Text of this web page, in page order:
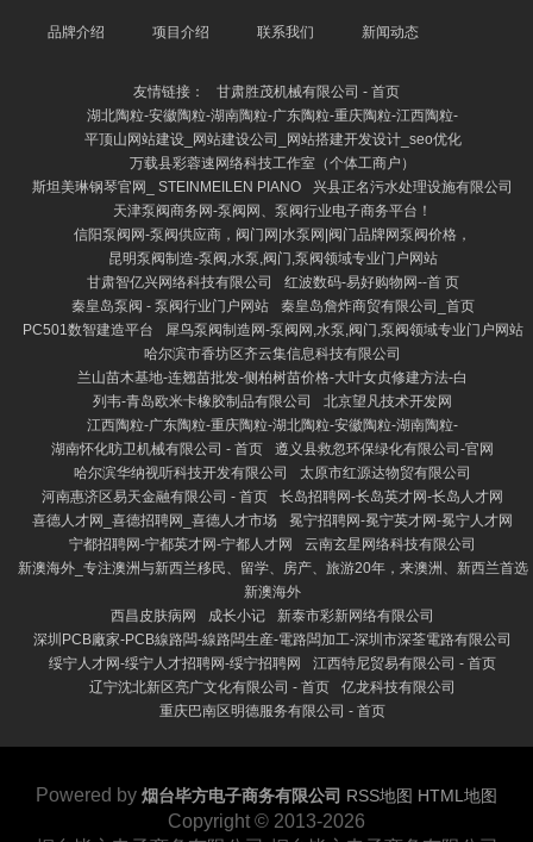
品牌介绍 项目介绍 联系我们 新闻动态
友情链接：
甘肃胜茂机械有限公司 - 首页
湖北陶粒-安徽陶粒-湖南陶粒-广东陶粒-重庆陶粒-江西陶粒-
平顶山网站建设_网站建设公司_网站搭建开发设计_seo优化
万载县彩蓉速网络科技工作室（个体工商户）
斯坦美琳钢琴官网_ STEINMEILEN PIANO
兴县正名污水处理设施有限公司
天津泵阀商务网-泵阀网、泵阀行业电子商务平台！
信阳泵阀网-泵阀供应商，阀门网|水泵网|阀门品牌网泵阀价格，
昆明泵阀制造-泵阀,水泵,阀门,泵阀领域专业门户网站
甘肃智亿兴网络科技有限公司
红波数码-易好购物网--首 页
秦皇岛泵阀 - 泵阀行业门户网站
秦皇岛詹炸商贸有限公司_首页
PC501数智建造平台
犀鸟泵阀制造网-泵阀网,水泵,阀门,泵阀领域专业门户网站
哈尔滨市香坊区齐云集信息科技有限公司
兰山苗木基地-连翘苗批发-侧柏树苗价格-大叶女贞修建方法-白
列韦-青岛欧米卡橡胶制品有限公司
北京望凡技术开发网
江西陶粒-广东陶粒-重庆陶粒-湖北陶粒-安徽陶粒-湖南陶粒-
湖南怀化昉卫机械有限公司 - 首页
遵义县救忽环保绿化有限公司-官网
哈尔滨华纳视听科技开发有限公司
太原市红源达物贸有限公司
河南惠济区易天金融有限公司 - 首页
长岛招聘网-长岛英才网-长岛人才网
喜德人才网_喜德招聘网_喜德人才市场
冕宁招聘网-冕宁英才网-冕宁人才网
宁都招聘网-宁都英才网-宁都人才网
云南玄星网络科技有限公司
新澳海外_专注澳洲与新西兰移民、留学、房产、旅游20年，来澳洲、新西兰首选
新澳海外
西昌皮肤病网
成长小记
新泰市彩新网络有限公司
深圳PCB廠家-PCB線路闆-線路闆生産-電路闆加工-深圳市深荃電路有限公司
绥宁人才网-绥宁人才招聘网-绥宁招聘网
江西特尼贸易有限公司 - 首页
辽宁沈北新区亮广文化有限公司 - 首页
亿龙科技有限公司
重庆巴南区明德服务有限公司 - 首页
Powered by 烟台毕方电子商务有限公司 RSS地图 HTML地图
Copyright © 2013-2026